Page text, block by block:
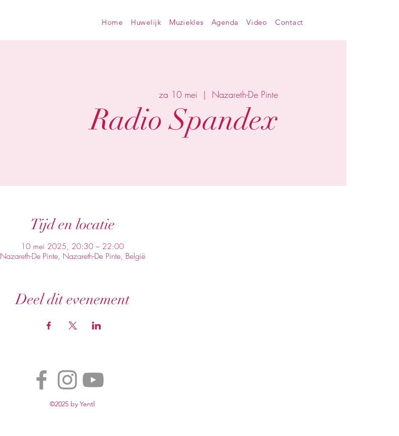
Home Huwelijk Muziekles Agenda Video Contact
za 10 mei
  |
Nazareth-De Pinte
Radio Spandex
Tijd en locatie
10 mei 2025, 20:30 – 22:00
Nazareth-De Pinte, Nazareth-De Pinte, België
Deel dit evenement
©2025 by Yentl